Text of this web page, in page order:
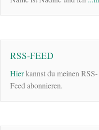
RSS-FEED
Hierkannst du meinen RSS-
Feed abonnieren.